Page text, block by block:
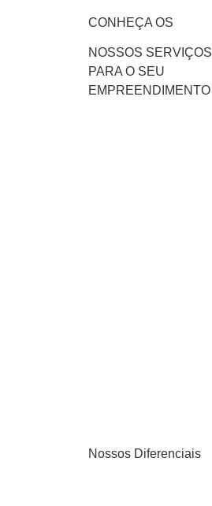
CONHEÇA OS
NOSSOS SERVIÇOS
PARA O SEU
EMPREENDIMENTO
Nossos Diferenciais